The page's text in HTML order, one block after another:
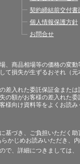
契約締結前交付書
個人情報保護方針
お問合せ
、商品相場等の価格の変
損失が生ずるおそれ（
入れた委託保証金また
の額がお客様の差入れた
向け資料等をよくお読み
づき、ご負担いただく
かじめお読みいただき、
、詳細につきましては